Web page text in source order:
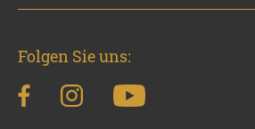
Folgen Sie uns: